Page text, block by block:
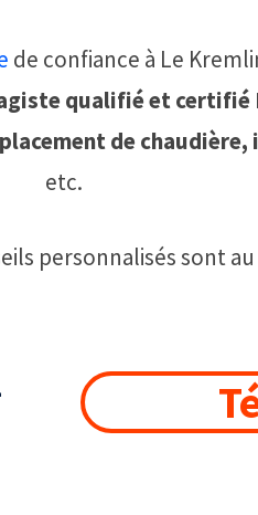
de confiance à Le
qualifié et certifié
de
etc.
personnalisés sont